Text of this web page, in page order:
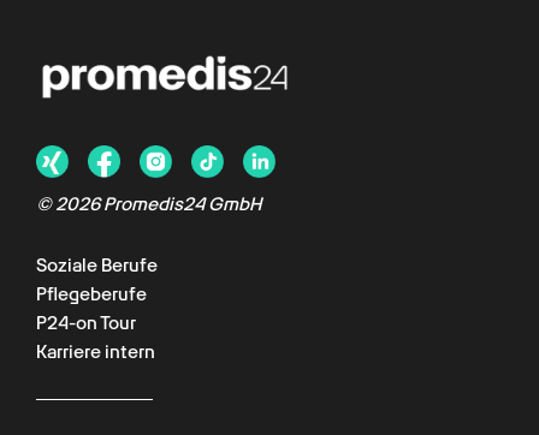
©2026Promedis24 GmbH
Soziale Berufe
Pflegeberufe
P24-on Tour
Karriere intern